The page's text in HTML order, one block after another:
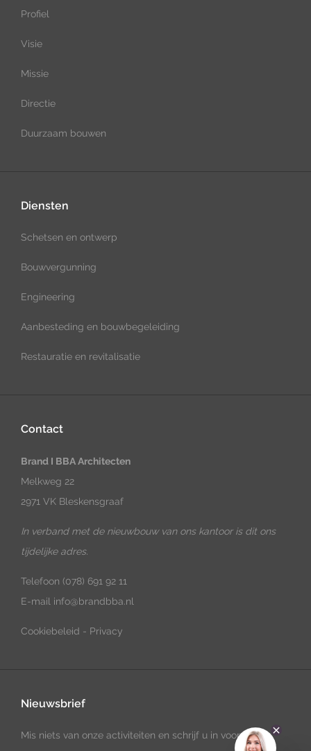
Profiel
Visie
Missie
Directie
Duurzaam bouwen
Diensten
Schetsen en ontwerp
Bouwvergunning
Engineering
Aanbesteding en bouwbegeleiding
Restauratie en revitalisatie
Contact
Brand I BBA Architecten
Melkweg 22
2971 VK Bleskensgraaf
In verband met de nieuwbouw van ons kantoor is dit ons
tijdelijke adres.
Telefoon (078) 691 92 11
E-mail info@brandbba.nl
Cookiebeleid - Privacy
Nieuwsbrief
Mis niets van onze activiteiten en schrijf u in voor onze